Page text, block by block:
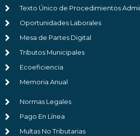
Texto Único de Procedimientos
Oportunidades Laborales
Mesa de Partes Digital
Tributos Municipales
Ecoeficiencia
Memoria Anual
Normas Legales
Pago En Línea
Multas No Tributarias